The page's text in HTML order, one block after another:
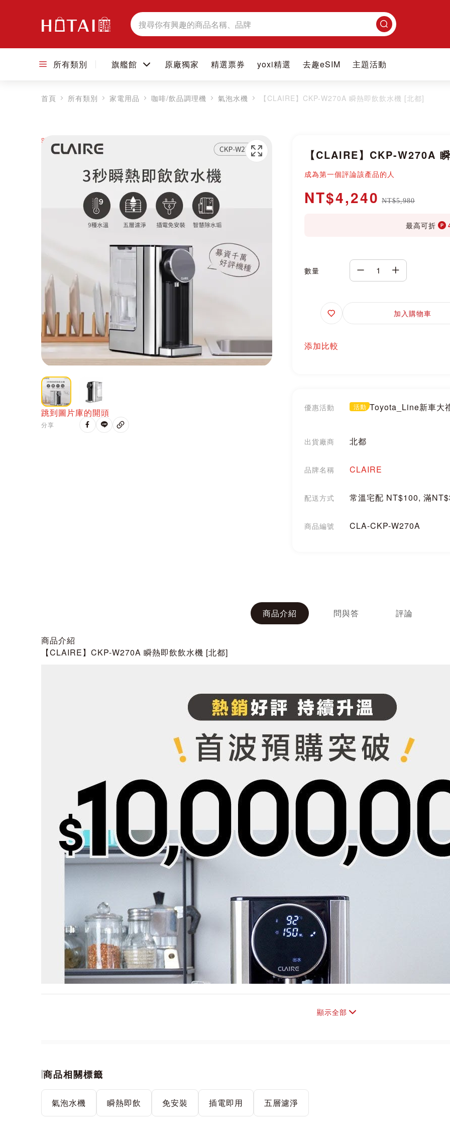
搜
尋
搜
尋
所有類別 旗艦館 原廠獨家 精選票券 yoxi精選 去趣eSIM 主題活動
首頁 所有類別 家電用品 咖啡/飲品調理機 氣泡水機 【CLAIRE】CKP-W270A 瞬熱即飲飲水機 [北都]
跳到圖片庫的末尾
跳到圖片庫的開頭
分享
【CLAIRE】CKP-W270A
成為第一個評論該產品的人
NT$4,240 NT$5,980
最高可折
數量
加入購物車
追
蹤
添加比較
優惠活動 活動 Toyota_Line新車大
出貨廠商 北都
品牌名稱 CLAIRE
配送方式 常溫宅配 NT$100, 滿
商品編號 CLA-CKP-W270A
商品介紹 問與答 評論
商品介紹
【CLAIRE】CKP-W270A 瞬熱即飲飲水機 [北都]
顯示全部
商品相關標籤
氣泡水機 瞬熱即飲 免安裝 插電即用 五層濾淨